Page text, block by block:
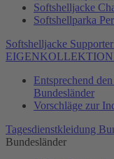
Softshelljacke
Softshellparka
Softshelljacke Supporter
Entsprechend
Bundesländer
Vorschläge zur
Tagesdienstkleidung
Bundesländer